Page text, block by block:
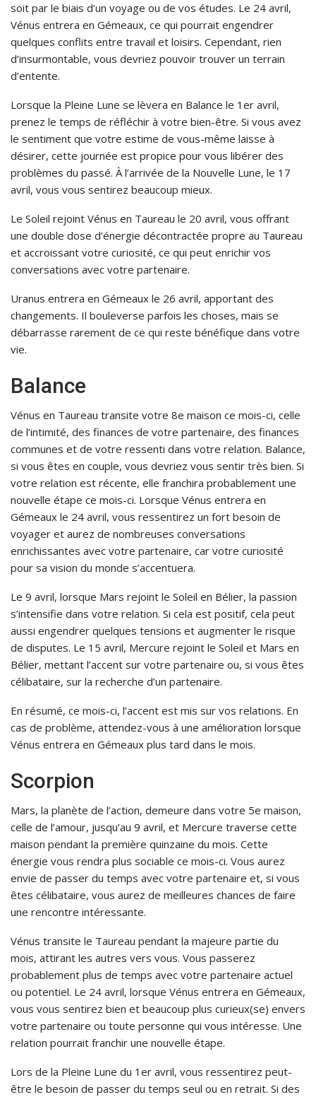
soit par le biais d’un voyage ou de vos études. Le 24 avril,
Vénus entrera en Gémeaux, ce qui pourrait engendrer
quelques conflits entre travail et loisirs. Cependant, rien
d’insurmontable, vous devriez pouvoir trouver un terrain
d’entente.
Lorsque la Pleine Lune se lèvera en Balance le 1er avril,
prenez le temps de réfléchir à votre bien-être. Si vous avez
le sentiment que votre estime de vous-même laisse à
désirer, cette journée est propice pour vous libérer des
problèmes du passé. À l’arrivée de la Nouvelle Lune, le 17
avril, vous vous sentirez beaucoup mieux.
Le Soleil rejoint Vénus en Taureau le 20 avril, vous offrant
une double dose d’énergie décontractée propre au Taureau
et accroissant votre curiosité, ce qui peut enrichir vos
conversations avec votre partenaire.
Uranus entrera en Gémeaux le 26 avril, apportant des
changements. Il bouleverse parfois les choses, mais se
débarrasse rarement de ce qui reste bénéfique dans votre
vie.
Balance
Vénus en Taureau transite votre 8e maison ce mois-ci, celle
de l’intimité, des finances de votre partenaire, des finances
communes et de votre ressenti dans votre relation. Balance,
si vous êtes en couple, vous devriez vous sentir très bien. Si
votre relation est récente, elle franchira probablement une
nouvelle étape ce mois-ci. Lorsque Vénus entrera en
Gémeaux le 24 avril, vous ressentirez un fort besoin de
voyager et aurez de nombreuses conversations
enrichissantes avec votre partenaire, car votre curiosité
pour sa vision du monde s’accentuera.
Le 9 avril, lorsque Mars rejoint le Soleil en Bélier, la passion
s’intensifie dans votre relation. Si cela est positif, cela peut
aussi engendrer quelques tensions et augmenter le risque
de disputes. Le 15 avril, Mercure rejoint le Soleil et Mars en
Bélier, mettant l’accent sur votre partenaire ou, si vous êtes
célibataire, sur la recherche d’un partenaire.
En résumé, ce mois-ci, l’accent est mis sur vos relations. En
cas de problème, attendez-vous à une amélioration lorsque
Vénus entrera en Gémeaux plus tard dans le mois.
Scorpion
Mars, la planète de l’action, demeure dans votre 5e maison,
celle de l’amour, jusqu’au 9 avril, et Mercure traverse cette
maison pendant la première quinzaine du mois. Cette
énergie vous rendra plus sociable ce mois-ci. Vous aurez
envie de passer du temps avec votre partenaire et, si vous
êtes célibataire, vous aurez de meilleures chances de faire
une rencontre intéressante.
Vénus transite le Taureau pendant la majeure partie du
mois, attirant les autres vers vous. Vous passerez
probablement plus de temps avec votre partenaire actuel
ou potentiel. Le 24 avril, lorsque Vénus entrera en Gémeaux,
vous vous sentirez bien et beaucoup plus curieux(se) envers
votre partenaire ou toute personne qui vous intéresse. Une
relation pourrait franchir une nouvelle étape.
Lors de la Pleine Lune du 1er avril, vous ressentirez peut-
être le besoin de passer du temps seul ou en retrait. Si des